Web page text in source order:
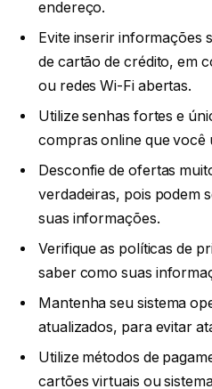
endereço.
Evite inserir informações
de cartão de crédito, em
ou redes Wi-Fi abertas.
Utilize senhas fortes e
compras online que você
Desconfie de ofertas
verdadeiras, pois podem
suas informações.
Verifique as políticas de
saber como suas
Mantenha seu sistema
atualizados, para evitar
Utilize métodos de
cartões virtuais ou